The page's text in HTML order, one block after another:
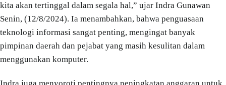
kita akan tertinggal dalam segala hal,” ujar Indra Gunawan
Senin, (12/8/2024). Ia menambahkan, bahwa penguasaan
teknologi informasi sangat penting, mengingat banyak
pimpinan daerah dan pejabat yang masih kesulitan dalam
menggunakan komputer.
Indra juga menyoroti pentingnya peningkatan anggaran untuk